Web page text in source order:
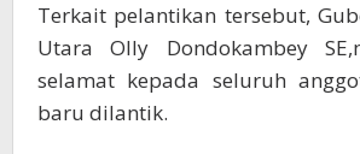
Terkait pelantikan tersebut,
Utara Olly Dondokambey
selamat kepada seluruh
baru dilantik.